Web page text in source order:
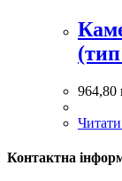
964,80
Читати
Контактна